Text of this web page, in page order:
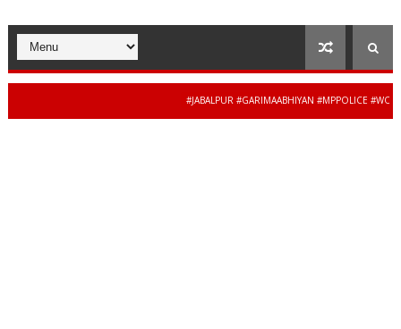
#JABALPUR #GARIMAABHIYAN #MPPOLICE